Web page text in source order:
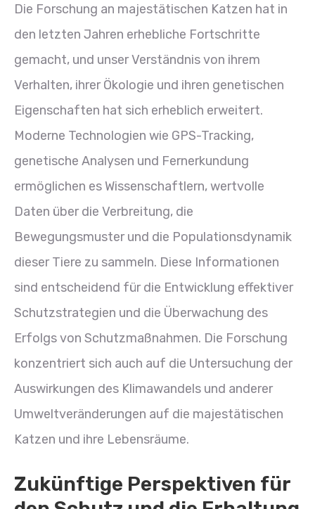
Die Forschung an majestätischen Katzen hat in
den letzten Jahren erhebliche Fortschritte
gemacht, und unser Verständnis von ihrem
Verhalten, ihrer Ökologie und ihren genetischen
Eigenschaften hat sich erheblich erweitert.
Moderne Technologien wie GPS-Tracking,
genetische Analysen und Fernerkundung
ermöglichen es Wissenschaftlern, wertvolle
Daten über die Verbreitung, die
Bewegungsmuster und die Populationsdynamik
dieser Tiere zu sammeln. Diese Informationen
sind entscheidend für die Entwicklung effektiver
Schutzstrategien und die Überwachung des
Erfolgs von Schutzmaßnahmen. Die Forschung
konzentriert sich auch auf die Untersuchung der
Auswirkungen des Klimawandels und anderer
Umweltveränderungen auf die majestätischen
Katzen und ihre Lebensräume.
Zukünftige Perspektiven für